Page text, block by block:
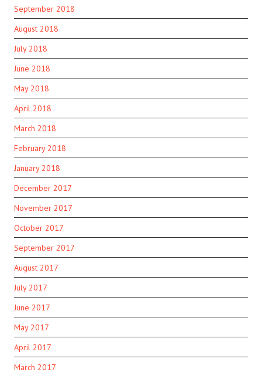
September 2018
August 2018
July 2018
June 2018
May 2018
April 2018
March 2018
February 2018
January 2018
December 2017
November 2017
October 2017
September 2017
August 2017
July 2017
June 2017
May 2017
April 2017
March 2017